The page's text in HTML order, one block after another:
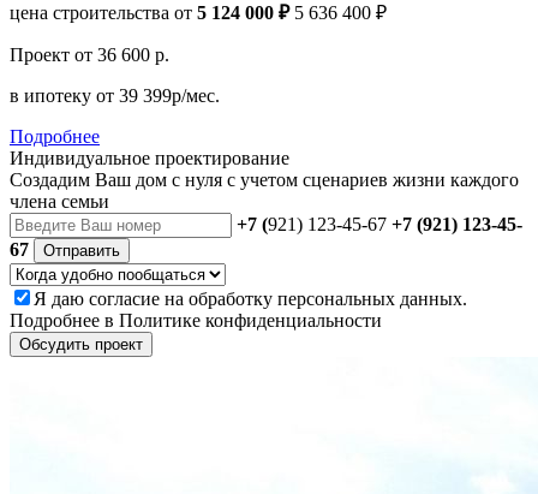
цена строительства от 5 124 000 ₽ 5 636 400 ₽
Проект от 36 600 р.
в ипотеку от 39 399р/мес.
Подробнее
Индивидуальное проектирование
Создадим Ваш дом с нуля с учетом сценариев жизни каждого
члена семьи
+7 (921) 123-45-67 +7 (921) 123-45-
67
Отправить
Я даю согласие на обработку персональных данных.
Подробнее в Политике конфиденциальности
Обсудить проект